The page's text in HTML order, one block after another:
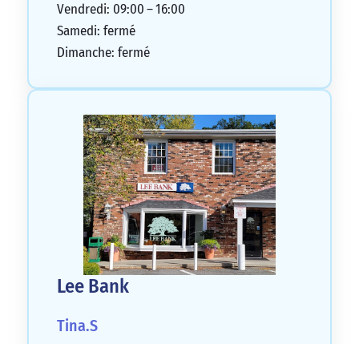
Vendredi: 09:00 – 16:00
Samedi: fermé
Dimanche: fermé
Lee Bank
Tina.S